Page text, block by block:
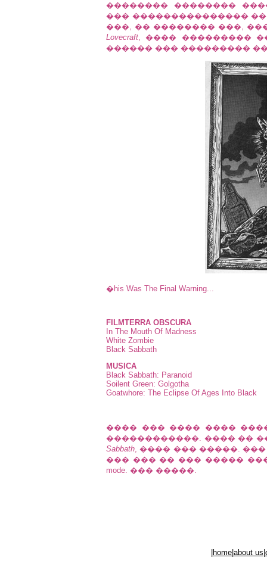
�������� ��������
��� ��������������� ��
���, �� �������� ���,
Lovecraft, ���� ���������
������ ��� ���������
�his Was The Final Warning...
FILMTERRA OBSCURA
In The Mouth Of Madness
White Zombie
Black Sabbath
MUSICA
Black Sabbath: Paranoid
Soilent Green: Golgotha
Goatwhore: The Eclipse Of Ages Into Black
���� ��� ���� ����
������������. ���� ��
Sabbath, ���� ��� �����.
��� ��� �� ��� �����
mode. ��� �����.
home about us